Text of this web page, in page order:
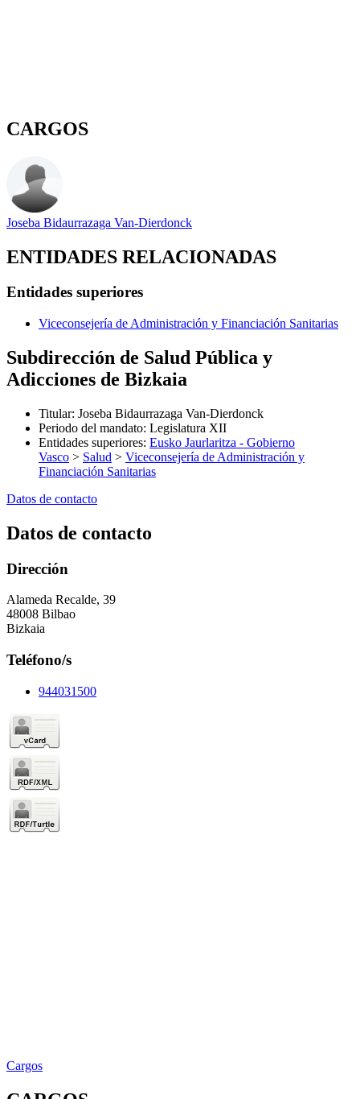
CARGOS
Joseba Bidaurrazaga Van-Dierdonck
ENTIDADES RELACIONADAS
Entidades superiores
Viceconsejería de Administración y Financiación Sanitarias
Subdirección de Salud Pública y
Adicciones de Bizkaia
Titular: Joseba Bidaurrazaga Van-Dierdonck
Periodo del mandato: Legislatura XII
Entidades superiores: Eusko Jaurlaritza - Gobierno
Vasco > Salud > Viceconsejería de Administración y
Financiación Sanitarias
Datos de contacto
Datos de contacto
Dirección
Alameda Recalde, 39
48008 Bilbao
Bizkaia
Teléfono/s
944031500
Cargos